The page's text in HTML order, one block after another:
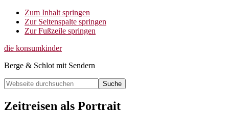
Zum Inhalt springen
Zur Seitenspalte springen
Zur Fußzeile springen
die konsumkinder
Berge & Schlot mit Sendern
Webseite
durchsuchen
Search
Zeitreisen als Portrait